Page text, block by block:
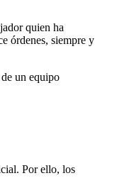
quien ha
órdenes, siempre y
un equipo
Por ello, los